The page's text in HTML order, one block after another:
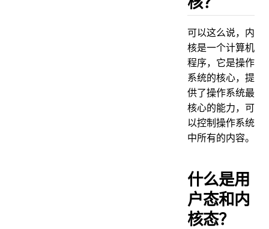
可以这么说，内
核是一个计算机
程序，它是操作
系统的核心，提
供了操作系统最
核心的能力，可
以控制操作系统
中所有的内容。
什么是用
户态和内
核态？